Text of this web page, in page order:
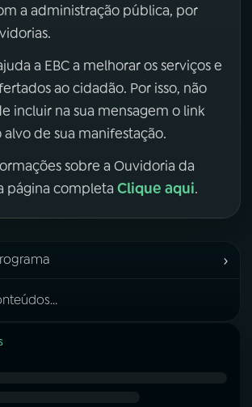
a administração pública, por
a EBC a melhorar os serviços e
ao cidadão. Por isso, não
incluir na sua mensagem o link
de sua manifestação.
sobre a Ouvidoria da
página completa Clique aqui.
›